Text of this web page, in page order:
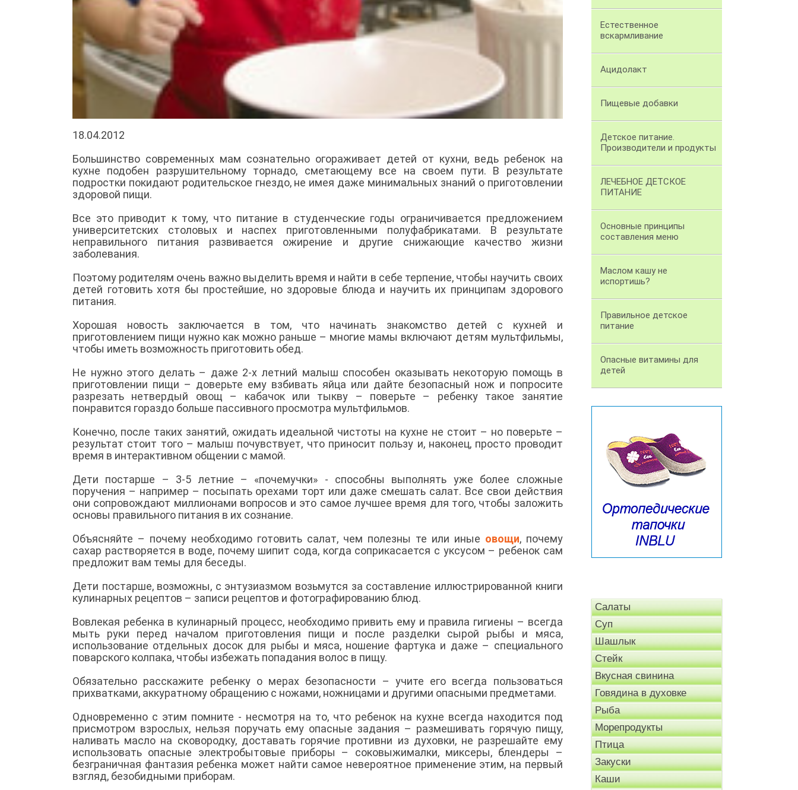
18.04.2012
Большинство современных мам сознательно огораживает детей от кухни, ведь ребенок на
кухне подобен разрушительному торнадо, сметающему все на своем пути. В результате
подростки покидают родительское гнездо, не имея даже минимальных знаний о приготовлении
здоровой пищи.
Все это приводит к тому, что питание в студенческие годы ограничивается предложением
университетских столовых и наспех приготовленными полуфабрикатами. В результате
неправильного питания развивается ожирение и другие снижающие качество жизни
заболевания.
Поэтому родителям очень важно выделить время и найти в себе терпение, чтобы научить своих
детей готовить хотя бы простейшие, но здоровые блюда и научить их принципам здорового
питания.
Хорошая новость заключается в том, что начинать знакомство детей с кухней и
приготовлением пищи нужно как можно раньше – многие мамы включают детям мультфильмы,
чтобы иметь возможность приготовить обед.
Не нужно этого делать – даже 2-х летний малыш способен оказывать некоторую помощь в
приготовлении пищи – доверьте ему взбивать яйца или дайте безопасный нож и попросите
разрезать нетвердый овощ – кабачок или тыкву – поверьте – ребенку такое занятие
понравится гораздо больше пассивного просмотра мультфильмов.
Конечно, после таких занятий, ожидать идеальной чистоты на кухне не стоит – но поверьте –
результат стоит того – малыш почувствует, что приносит пользу и, наконец, просто проводит
время в интерактивном общении с мамой.
Дети постарше – 3-5 летние – «почемучки» - способны выполнять уже более сложные
поручения – например – посыпать орехами торт или даже смешать салат. Все свои действия
они сопровождают миллионами вопросов и это самое лучшее время для того, чтобы заложить
основы правильного питания в их сознание.
Объясняйте – почему необходимо готовить салат, чем полезны те или иные овощи, почему
сахар растворяется в воде, почему шипит сода, когда соприкасается с уксусом – ребенок сам
предложит вам темы для беседы.
Дети постарше, возможны, с энтузиазмом возьмутся за составление иллюстрированной книги
кулинарных рецептов – записи рецептов и фотографированию блюд.
Вовлекая ребенка в кулинарный процесс, необходимо привить ему и правила гигиены – всегда
мыть руки перед началом приготовления пищи и после разделки сырой рыбы и мяса,
использование отдельных досок для рыбы и мяса, ношение фартука и даже – специального
поварского колпака, чтобы избежать попадания волос в пищу.
Обязательно расскажите ребенку о мерах безопасности – учите его всегда пользоваться
прихватками, аккуратному обращению с ножами, ножницами и другими опасными предметами.
Одновременно с этим помните - несмотря на то, что ребенок на кухне всегда находится под
присмотром взрослых, нельзя поручать ему опасные задания – размешивать горячую пищу,
наливать масло на сковородку, доставать горячие противни из духовки, не разрешайте ему
использовать опасные электробытовые приборы – соковыжималки, миксеры, блендеры –
безграничная фантазия ребенка может найти самое невероятное применение этим, на первый
взгляд, безобидными приборам.
Естественное
вскармливание
Ацидолакт
Пищевые добавки
Детское питание.
Производители и продукты
ЛЕЧЕБНОЕ ДЕТСКОЕ
ПИТАНИЕ
Основные принципы
составления меню
Маслом кашу не
испортишь?
Правильное детское
питание
Опасные витамины для
детей
Салаты
Суп
Шашлык
Стейк
Вкусная свинина
Говядина в духовке
Рыба
Морепродукты
Птица
Закуски
Каши